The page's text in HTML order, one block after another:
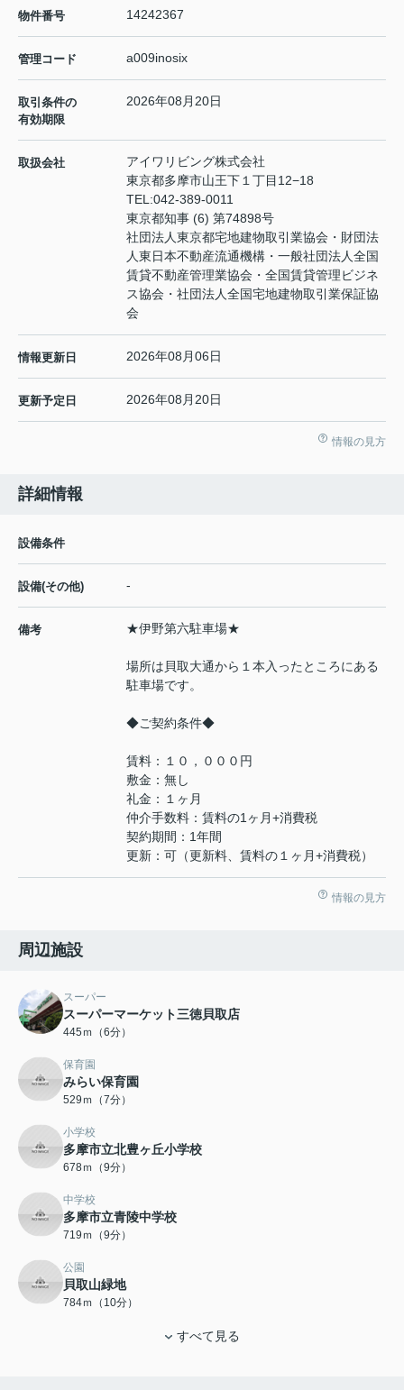
物件番号 14242367
管理コード a009inosix
取引条件の
有効期限
2026年08月20日
取扱会社
アイワリビング株式会社
東京都多摩市山王下１丁目12−18
TEL:042-389-0011
東京都知事 (6) 第74898号
社団法人東京都宅地建物取引業協会・財団法
人東日本不動産流通機構・一般社団法人全国
賃貸不動産管理業協会・全国賃貸管理ビジネ
ス協会・社団法人全国宅地建物取引業保証協
会
情報更新日 2026年08月06日
更新予定日 2026年08月20日
情報の見方
詳細情報
設備条件
設備(その他) -
備考 ★伊野第六駐車場★
場所は貝取大通から１本入ったところにある
駐車場です。
◆ご契約条件◆
賃料：１０，０００円
敷金：無し
礼金：１ヶ月
仲介手数料：賃料の1ヶ月+消費税
契約期間：1年間
更新：可（更新料、賃料の１ヶ月+消費税）
情報の見方
周辺施設
スーパー
スーパーマーケット三徳貝取店
445ｍ（6分）
保育園
みらい保育園
529ｍ（7分）
小学校
多摩市立北豊ヶ丘小学校
678ｍ（9分）
中学校
多摩市立青陵中学校
719ｍ（9分）
公園
貝取山緑地
784ｍ（10分）
すべて見る